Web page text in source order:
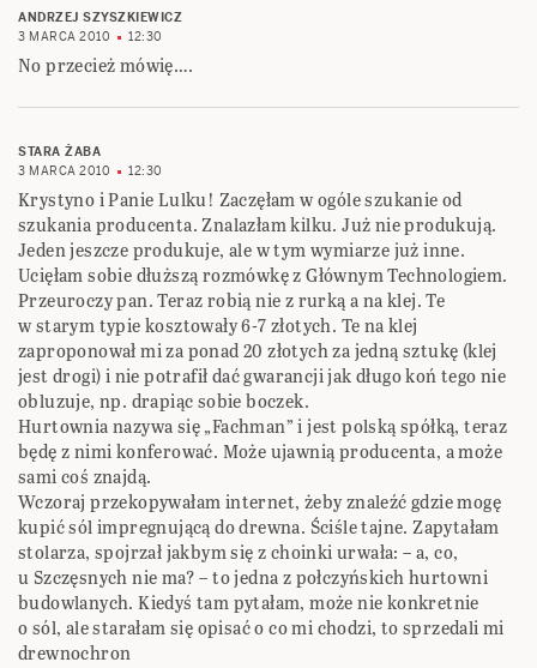
ANDRZEJ SZYSZKIEWICZ
3 MARCA 2010
12:30
No przecież mówię….
STARA ŻABA
3 MARCA 2010
12:30
Krystyno i Panie Lulku! Zaczęłam w ogóle szukanie od
szukania producenta. Znalazłam kilku. Już nie produkują.
Jeden jeszcze produkuje, ale w tym wymiarze już inne.
Ucięłam sobie dłuższą rozmówkę z Głównym Technologiem.
Przeuroczy pan. Teraz robią nie z rurką a na klej. Te
w starym typie kosztowały 6-7 złotych. Te na klej
zaproponował mi za ponad 20 złotych za jedną sztukę (klej
jest drogi) i nie potrafił dać gwarancji jak długo koń tego nie
obluzuje, np. drapiąc sobie boczek.
Hurtownia nazywa się „Fachman” i jest polską spółką, teraz
będę z nimi konferować. Może ujawnią producenta, a może
sami coś znajdą.
Wczoraj przekopywałam internet, żeby znaleźć gdzie mogę
kupić sól impregnującą do drewna. Ściśle tajne. Zapytałam
stolarza, spojrzał jakbym się z choinki urwała: – a, co,
u Szczęsnych nie ma? – to jedna z połczyńskich hurtowni
budowlanych. Kiedyś tam pytałam, może nie konkretnie
o sól, ale starałam się opisać o co mi chodzi, to sprzedali mi
drewnochron